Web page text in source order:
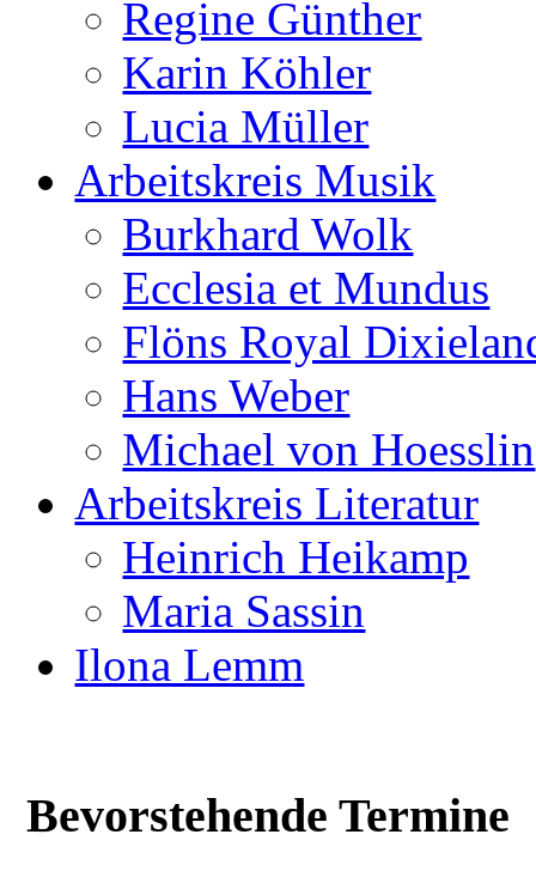
Regine Günther
Karin Köhler
Lucia Müller
Arbeitskreis Musik
Burkhard Wolk
Ecclesia et Mundus
Flöns Royal
Hans Weber
Michael von Hoesslin
Arbeitskreis Literatur
Heinrich Heikamp
Maria Sassin
Ilona Lemm
Bevorstehende Termine